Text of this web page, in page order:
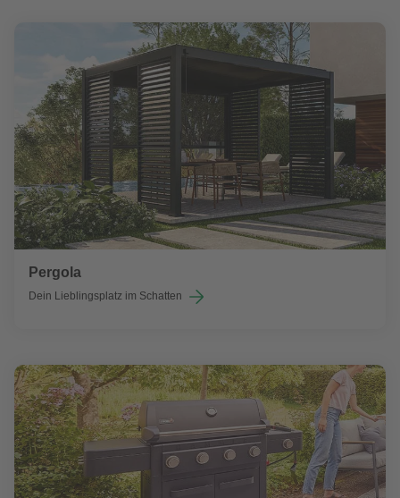
Pergola
Dein Lieblingsplatz im Schatten